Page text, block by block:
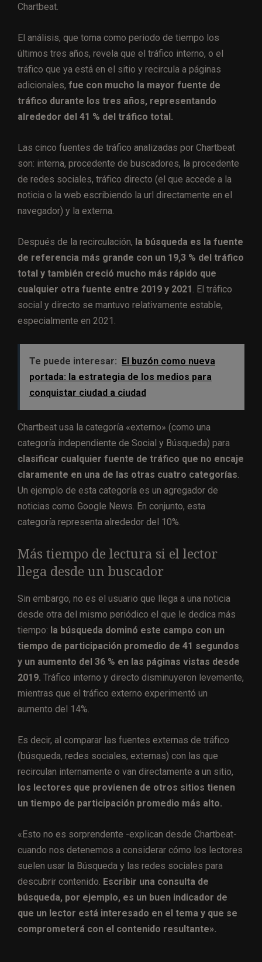
Chartbeat.
El análisis, que toma como periodo de tiempo los
últimos tres años, revela que el tráfico interno, o el
tráfico que ya está en el sitio y recircula a páginas
adicionales, fue con mucho la mayor fuente de
tráfico durante los tres años, representando
alrededor del 41 % del tráfico total.
Las cinco fuentes de tráfico analizadas por Chartbeat
son: interna, procedente de buscadores, la procedente
de redes sociales, tráfico directo (el que accede a la
noticia o la web escribiendo la url directamente en el
navegador) y la externa.
Después de la recirculación, la búsqueda es la fuente
de referencia más grande con un 19,3 % del tráfico
total y también creció mucho más rápido que
cualquier otra fuente entre 2019 y 2021. El tráfico
social y directo se mantuvo relativamente estable,
especialmente en 2021.
Te puede interesar: El buzón como nueva
portada: la estrategia de los medios para
conquistar ciudad a ciudad
Chartbeat usa la categoría «externo» (como una
categoría independiente de Social y Búsqueda) para
clasificar cualquier fuente de tráfico que no encaje
claramente en una de las otras cuatro categorías.
Un ejemplo de esta categoría es un agregador de
noticias como Google News. En conjunto, esta
categoría representa alrededor del 10%.
Más tiempo de lectura si el lector
llega desde un buscador
Sin embargo, no es el usuario que llega a una noticia
desde otra del mismo periódico el que le dedica más
tiempo: la búsqueda dominó este campo con un
tiempo de participación promedio de 41 segundos
y un aumento del 36 % en las páginas vistas desde
2019. Tráfico interno y directo disminuyeron levemente,
mientras que el tráfico externo experimentó un
aumento del 14%.
Es decir, al comparar las fuentes externas de tráfico
(búsqueda, redes sociales, externas) con las que
recirculan internamente o van directamente a un sitio,
los lectores que provienen de otros sitios tienen
un tiempo de participación promedio más alto.
«Esto no es sorprendente -explican desde Chartbeat-
cuando nos detenemos a considerar cómo los lectores
suelen usar la Búsqueda y las redes sociales para
descubrir contenido. Escribir una consulta de
búsqueda, por ejemplo, es un buen indicador de
que un lector está interesado en el tema y que se
comprometerá con el contenido resultante».